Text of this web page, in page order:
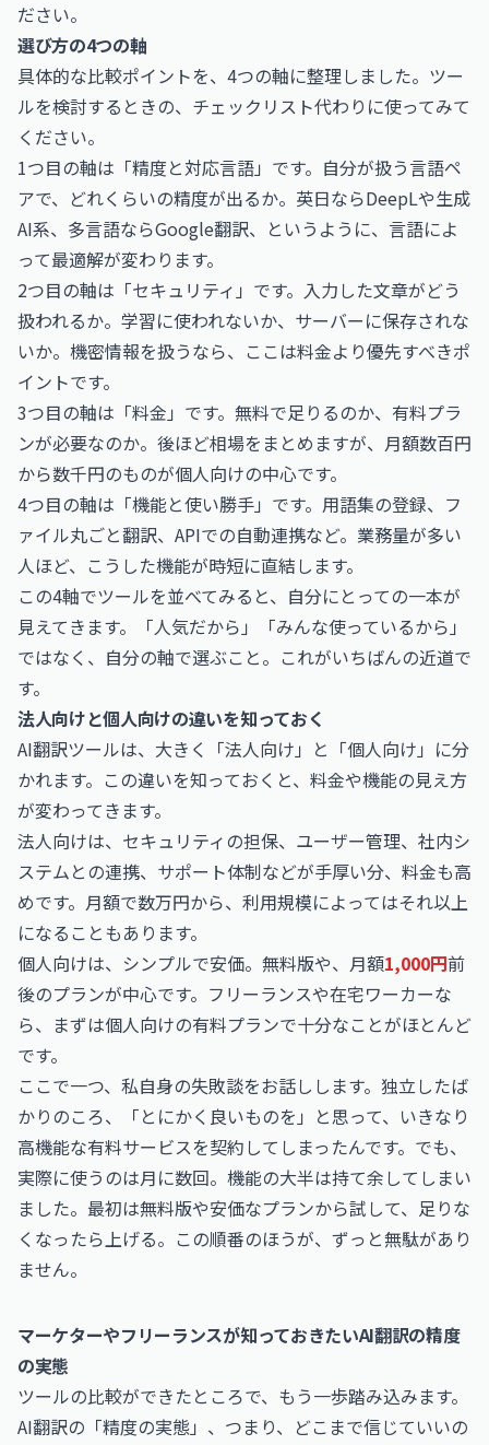
ださい。
選び方の4つの軸
具体的な比較ポイントを、4つの軸に整理しました。ツー
ルを検討するときの、チェックリスト代わりに使ってみて
ください。
1つ目の軸は「精度と対応言語」です。自分が扱う言語ペ
アで、どれくらいの精度が出るか。英日ならDeepLや生成
AI系、多言語ならGoogle翻訳、というように、言語によ
って最適解が変わります。
2つ目の軸は「セキュリティ」です。入力した文章がどう
扱われるか。学習に使われないか、サーバーに保存されな
いか。機密情報を扱うなら、ここは料金より優先すべきポ
イントです。
3つ目の軸は「料金」です。無料で足りるのか、有料プラ
ンが必要なのか。後ほど相場をまとめますが、月額数百円
から数千円のものが個人向けの中心です。
4つ目の軸は「機能と使い勝手」です。用語集の登録、フ
ァイル丸ごと翻訳、APIでの自動連携など。業務量が多い
人ほど、こうした機能が時短に直結します。
この4軸でツールを並べてみると、自分にとっての一本が
見えてきます。「人気だから」「みんな使っているから」
ではなく、自分の軸で選ぶこと。これがいちばんの近道で
す。
法人向けと個人向けの違いを知っておく
AI翻訳ツールは、大きく「法人向け」と「個人向け」に分
かれます。この違いを知っておくと、料金や機能の見え方
が変わってきます。
法人向けは、セキュリティの担保、ユーザー管理、社内シ
ステムとの連携、サポート体制などが手厚い分、料金も高
めです。月額で数万円から、利用規模によってはそれ以上
になることもあります。
個人向けは、シンプルで安価。無料版や、月額1,000円前
後のプランが中心です。フリーランスや在宅ワーカーな
ら、まずは個人向けの有料プランで十分なことがほとんど
です。
ここで一つ、私自身の失敗談をお話しします。独立したば
かりのころ、「とにかく良いものを」と思って、いきなり
高機能な有料サービスを契約してしまったんです。でも、
実際に使うのは月に数回。機能の大半は持て余してしまい
ました。最初は無料版や安価なプランから試して、足りな
くなったら上げる。この順番のほうが、ずっと無駄があり
ません。
マーケターやフリーランスが知っておきたいAI翻訳の精度
の実態
ツールの比較ができたところで、もう一歩踏み込みます。
AI翻訳の「精度の実態」、つまり、どこまで信じていいの